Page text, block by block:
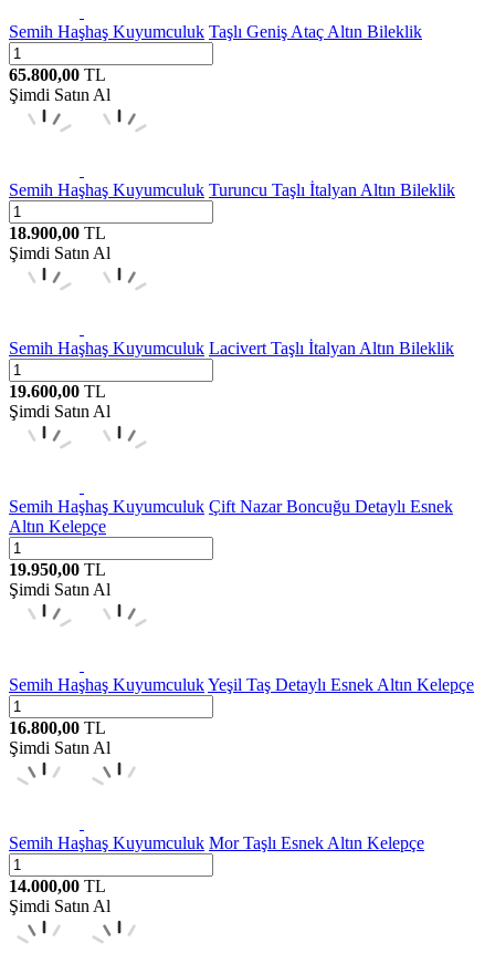
Semih Haşhaş Kuyumculuk Taşlı Geniş Ataç Altın Bileklik
65.800,00 TL
Şimdi Satın Al
Semih Haşhaş Kuyumculuk Turuncu Taşlı İtalyan Altın Bileklik
18.900,00 TL
Şimdi Satın Al
Semih Haşhaş Kuyumculuk Lacivert Taşlı İtalyan Altın Bileklik
19.600,00 TL
Şimdi Satın Al
Semih Haşhaş Kuyumculuk Çift Nazar Boncuğu Detaylı Esnek
Altın Kelepçe
19.950,00 TL
Şimdi Satın Al
Semih Haşhaş KuyumculukYeşil Taş Detaylı Esnek Altın Kelepçe
16.800,00 TL
Şimdi Satın Al
Semih Haşhaş Kuyumculuk Mor Taşlı Esnek Altın Kelepçe
14.000,00 TL
Şimdi Satın Al